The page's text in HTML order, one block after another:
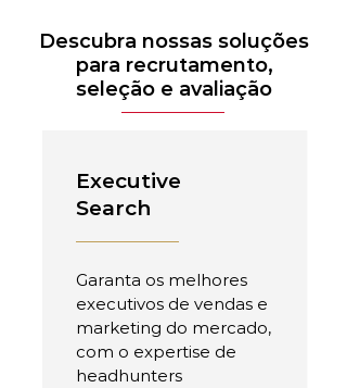
Descubra nossas soluções
para recrutamento,
seleção e avaliação
Executive
Search
Garanta os melhores
executivos de vendas e
marketing do mercado,
com o expertise de
headhunters